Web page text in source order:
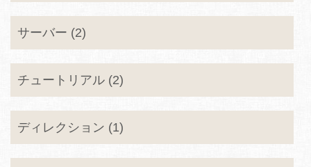
サーバー (2)
チュートリアル (2)
ディレクション (1)